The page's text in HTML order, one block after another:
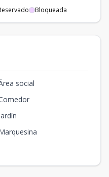
Bloqueada
social